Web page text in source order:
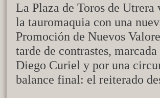
La Plaza de Toros de
la tauromaquia con una
Promoción de Nuevos
tarde de contrastes,
Diego Curiel y por una
balance final: el reiterado